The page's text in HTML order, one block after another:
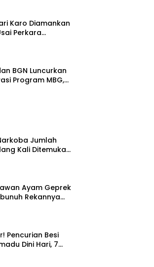
Karo Diamankan
Perkara
Bebas
BGN Luncurkan
Program MBG,
Jumlah
Kali Ditemukan
Ayam Geprek
Rekannya
Diajak Merampok
Pencurian Besi
Dini Hari, 7
Polisi